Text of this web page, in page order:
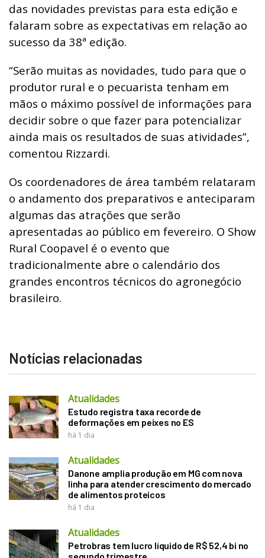
das novidades previstas para esta edição e
falaram sobre as expectativas em relação ao
sucesso da 38ª edição.
“Serão muitas as novidades, tudo para que o
produtor rural e o pecuarista tenham em
mãos o máximo possível de informações para
decidir sobre o que fazer para potencializar
ainda mais os resultados de suas atividades”,
comentou Rizzardi.
Os coordenadores de área também relataram
o andamento dos preparativos e anteciparam
algumas das atrações que serão
apresentadas ao público em fevereiro. O Show
Rural Coopavel é o evento que
tradicionalmente abre o calendário dos
grandes encontros técnicos do agronegócio
brasileiro.
Notícias relacionadas
Atualidades
Estudo registra taxa recorde de
deformações em peixes no ES
há 1 dia
Atualidades
Danone amplia produção em MG com nova
linha para atender crescimento do mercado
de alimentos proteicos
há 1 dia
Atualidades
Petrobras tem lucro líquido de R$ 52,4 bi no
segundo trimestre